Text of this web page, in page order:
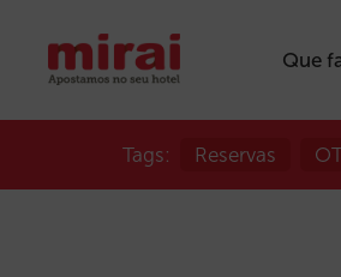
Que
Tags: Reservas